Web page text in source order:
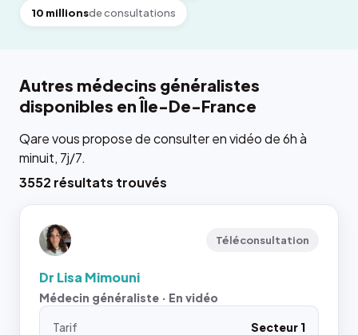
10 millionsde consultations
Autres médecins généralistes
disponibles en Île-De-France
Qare vous propose de consulter en vidéo de 6h à
minuit, 7j/7.
3552 résultats trouvés
Téléconsultation
Dr Lisa Mimouni
Médecin généraliste · En vidéo
Tarif
Secteur 1